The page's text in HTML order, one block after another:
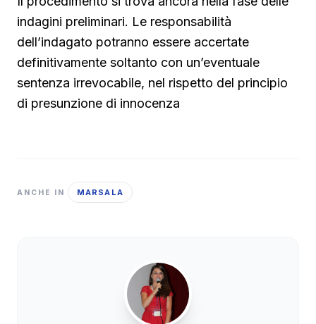
indagini preliminari. Le responsabilità
dell’indagato potranno essere accertate
definitivamente soltanto con un’eventuale
sentenza irrevocabile, nel rispetto del principio
di presunzione di innocenza
ANCHE IN MARSALA